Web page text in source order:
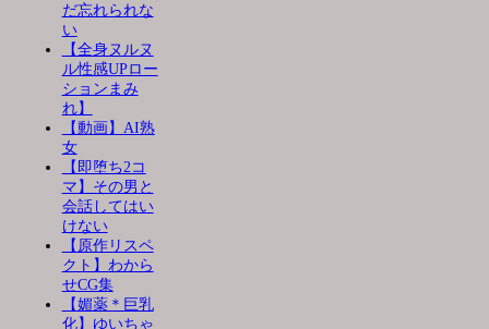
だ忘れられな
い
【全身ヌルヌ
ル性感UPロー
ションまみ
れ】
【動画】AI熟
女
【即堕ち2コ
マ】その男と
会話してはい
けない
【原作リスペ
クト】わから
せCG集
【媚薬＊巨乳
化】ゆいちゃ